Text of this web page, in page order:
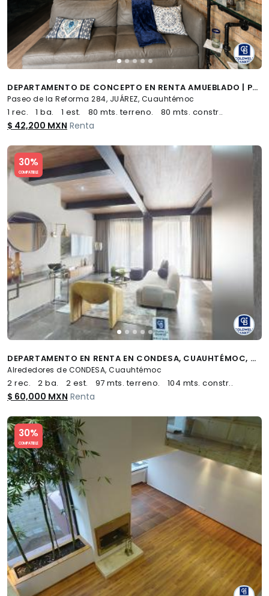
DEPARTAMENTO DE CONCEPTO EN RENTA AMUEBLADO | PASEO DE LA REFORMA CDMX
Paseo de la Reforma 284, JUÁREZ, Cuauhtémoc
1 rec. 1 ba. 1 est. 80 mts. terreno. 80 mts. constr..
$ 42,200 MXN Renta
30%
COMPATIBLE
Slide 1 of 5
DEPARTAMENTO EN RENTA EN CONDESA, CUAUHTÉMOC, CDMX
Alrededores de CONDESA, Cuauhtémoc
2 rec. 2 ba. 2 est. 97 mts. terreno. 104 mts. constr..
$ 60,000 MXN Renta
30%
COMPATIBLE
Slide 1 of 5